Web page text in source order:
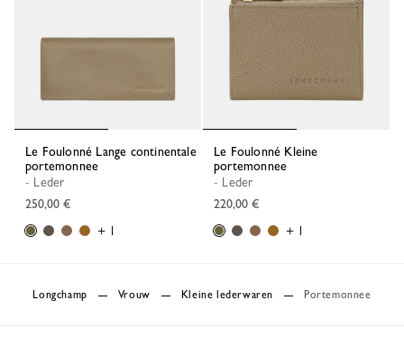
Le Foulonné Lange continentale
portemonnee
- Leder
250,00 €
+ 1
Le Foulonné Kleine
portemonnee
- Leder
220,00 €
+ 1
Longchamp Vrouw Kleine lederwaren Portemonnee